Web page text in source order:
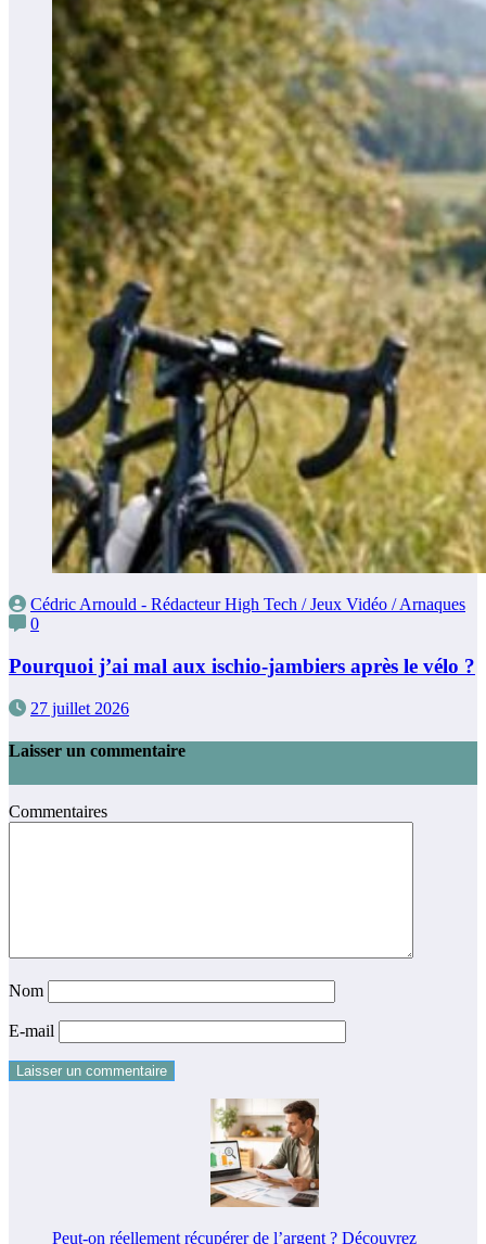
Cédric Arnould - Rédacteur High Tech / Jeux Vidéo / Arnaques
0
Pourquoi j’ai mal aux ischio-jambiers après le vélo ?
27 juillet 2026
Laisser un commentaire
Commentaires
Nom
E-mail
Peut-on réellement récupérer de l’argent ? Découvrez